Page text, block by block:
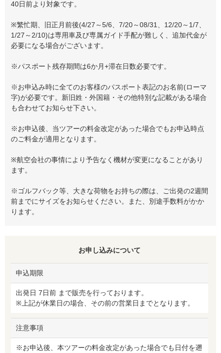
40日前より対象です。
※繁忙期、旧正月前後(4/27～5/6、7/20～08/31、12/20～1/7、
1/27～2/10)は専用車及び専属ガイド手配が難しく、追加代金が
必要になる場合がございます。
※パスポート残存期間は6か月+滞在日数必要です。
※お申込み時に全てのお客様のパスポート表記のお名前(ローマ
字)が必要です。新旧姓・外国籍・その他特別な記載がある場合
も合わせてお知らせ下さい。
※お申込後、当ツアーの料金改定があった場合でもお申込時点
のご料金が適用となります。
※航空会社の事情により予告なく機材が変更になることがあり
ます。
※ゴルフバック等、大きな荷物をお持ちの際は、ご出発の2週間
前までにサイズをお知らせください。また、別途手数料がかか
ります。
お申し込みについて
申込期限
出発日 7日前 まで販売を行っております。
※上記が休業日の場合、その前の営業日までとなります。
注意事項
※お申込後、本ツアーの料金改定があった場合でも日付を遡